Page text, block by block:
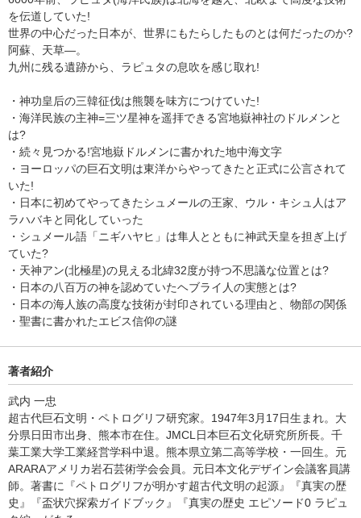
を伝道していた!
世界の中心だった日本が、世界にもたらしたものとは何だったのか?
阿蘇、天草―。
九州に残る遺跡から、ラピュタの息吹を感じ取れ!
・神功皇后の三韓征伐は熊襲を味方につけていた!
・海洋民族の主神=三ツ星神を遥拝できる宮地嶽神社のドルメンと
は?
・続々見つかる!宮地嶽ドルメンに書かれた地中海文字
・ヨーロッパの巨石文明は東洋からやってきたと正式に公言されて
いた!
・日本に初めてやってきたシュメールの王家、ウル・キシュ人はア
ラハバキと同化していった
・シュメール語「ニギハヤヒ」は隼人とともに神武天皇を担ぎ上げ
ていた?
・天神アン(北極星)の見える北緯32度が持つ不思議な位置とは?
・日本の八百万の神を認めていたヘブライ人の実態とは?
・日本の海人族の高度な技術が封印されている理由と、物部の関係
・聖書に書かれたエビス信仰の謎
著者紹介
武内 一忠
超古代巨石文明・ペトログリフ研究家。1947年3月17日生まれ。大
分県日田市出身、熊本市在住。JMCL日本巨石文化研究所所長。千
葉工業大学工業経営学科中退。熊本県立第二高等学校・一回生。元
ARARAアメリカ岩石芸術学会会員。元日本文化デザイン会議客員講
師。著書に『ペトログリフが明かす超古代文明の起源』『真実の歴
史』『盃状穴探索ガイドブック』『真実の歴史 エピソード0 ラピュ